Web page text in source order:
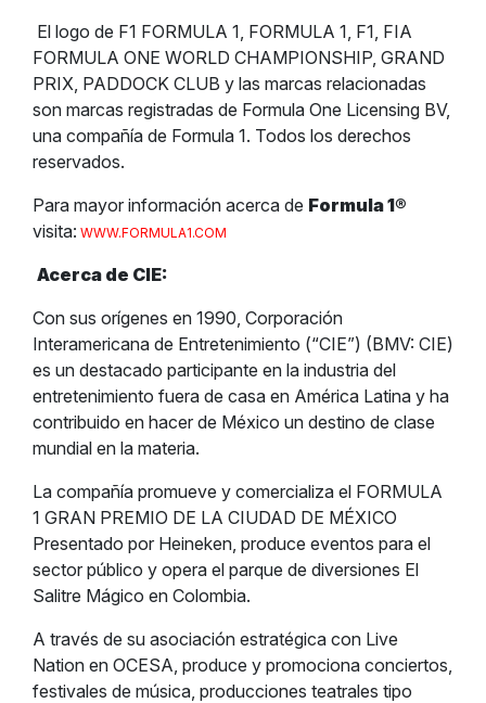
El logo de F1 FORMULA 1, FORMULA 1, F1, FIA
FORMULA ONE WORLD CHAMPIONSHIP, GRAND
PRIX, PADDOCK CLUB y las marcas relacionadas
son marcas registradas de Formula One Licensing BV,
una compañía de Formula 1. Todos los derechos
reservados.
Para mayor información acerca de Formula 1®
visita: WWW.FORMULA1.COM
Acerca de CIE:
Con sus orígenes en 1990, Corporación
Interamericana de Entretenimiento (“CIE”) (BMV: CIE)
es un destacado participante en la industria del
entretenimiento fuera de casa en América Latina y ha
contribuido en hacer de México un destino de clase
mundial en la materia.
La compañía promueve y comercializa el FORMULA
1 GRAN PREMIO DE LA CIUDAD DE MÉXICO
Presentado por Heineken, produce eventos para el
sector público y opera el parque de diversiones El
Salitre Mágico en Colombia.
A través de su asociación estratégica con Live
Nation en OCESA, produce y promociona conciertos,
festivales de música, producciones teatrales tipo